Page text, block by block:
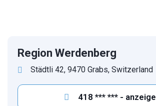
Region Werdenberg
Städtli 42, 9470 Grabs, Switzerland
418 *** *** -